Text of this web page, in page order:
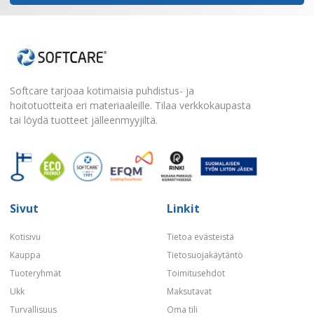
Softcare tarjoaa kotimaisia puhdistus- ja
hoitotuotteita eri materiaaleille. Tilaa verkkokaupasta
tai löydä tuotteet jälleenmyyjiltä.
Sivut
Kotisivu
Kauppa
Tuoteryhmät
Ukk
Turvallisuus
Linkit
Tietoa evästeistä
Tietosuojakäytäntö
Toimitusehdot
Maksutavat
Oma tili